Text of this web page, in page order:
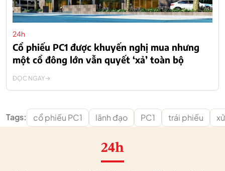
24h
Cổ phiếu PC1 được khuyến nghị mua nhưng
một cổ đông lớn vẫn quyết ‘xả’ toàn bộ
ĐỌC NGAY
Tags: cổ phiếu PC1 lãnh đạo PC1 trái phiếu
24h